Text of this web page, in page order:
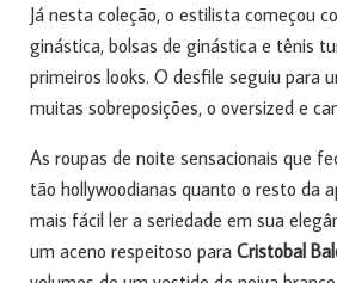
Já nesta coleção, o estilista começou
ginástica, bolsas de ginástica e tênis
primeiros looks. O desfile seguiu para
muitas sobreposições, o oversized e
As roupas de noite sensacionais que
tão hollywoodianas quanto o resto da
mais fácil ler a seriedade em sua
um aceno respeitoso para Cristobal